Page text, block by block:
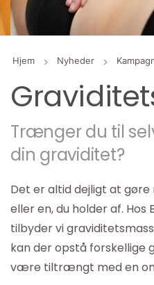
Hjem Nyheder
Trænger du til
din graviditet?
Det er altid dejligt at
eller en, du holder af. Hos
tilbyder vi
kan der opstå forskellige
være tiltrængt med en